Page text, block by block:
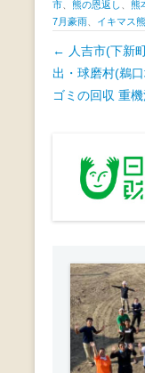
市
熊の恩返し 熊
7月豪雨
イキマス
投
稿
ナ
← 人吉市(下新
出・球磨村(鵜
ゴミの回収 重